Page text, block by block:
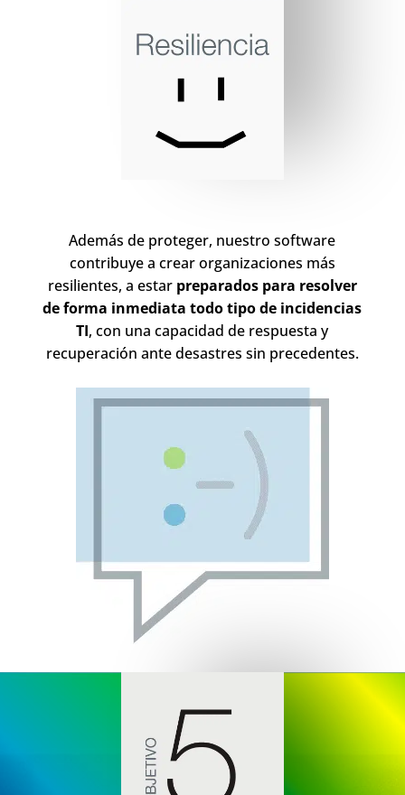
Además de proteger, nuestro software
contribuye a crear organizaciones más
resilientes, a estar preparados para resolver
de forma inmediata todo tipo de incidencias
TI, con una capacidad de respuesta y
recuperación ante desastres sin precedentes.